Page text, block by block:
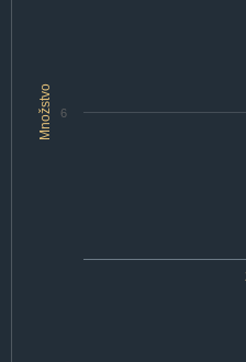
Množstvo 6